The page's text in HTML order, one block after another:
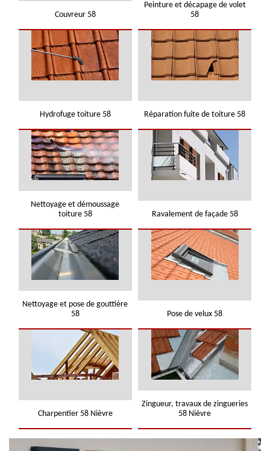
Couvreur 58
Peinture et décapage de volet
58
Hydrofuge toiture 58 Réparation fuite de toiture 58
Nettoyage et démoussage
toiture 58
Ravalement de façade 58
Nettoyage et pose de gouttière
58
Pose de velux 58
Charpentier 58 Nièvre
Zingueur, travaux de zingueries
58 Nièvre